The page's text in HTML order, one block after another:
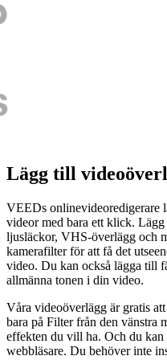
Lägg till
VEEDs onlinevideoredigerare
videor med bara ett klick.
ljusläckor, VHS-överlägg och
kamerafilter för att få det
video. Du kan också lägga till
allmänna tonen i din video.
Våra videoöverlägg är gratis
bara på Filter från den vänstra
effekten du vill ha. Och du
webbläsare. Du behöver inte